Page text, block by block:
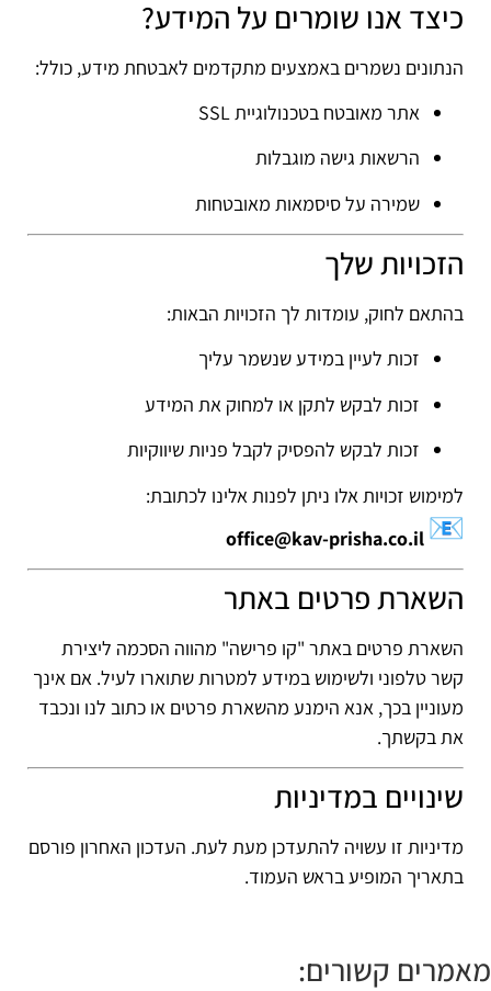
כיצד אנו שומרים על המידע?
הנתונים נשמרים באמצעים מתקדמים לאבטחת מידע, כולל:
אתר מאובטח בטכנולוגיית SSL
הרשאות גישה מוגבלות
שמירה על סיסמאות מאובטחות
הזכויות שלך
בהתאם לחוק, עומדות לך הזכויות הבאות:
זכות לעיין במידע שנשמר עליך
זכות לבקש לתקן או למחוק את המידע
זכות לבקש להפסיק לקבל פניות שיווקיות
למימוש זכויות אלו ניתן לפנות אלינו לכתובת:
office@kav-prisha.co.il
השארת פרטים באתר
השארת פרטים באתר "קו פרישה" מהווה הסכמה ליצירת
קשר טלפוני ולשימוש במידע למטרות שתוארו לעיל. אם אינך
מעוניין בכך, אנא הימנע מהשארת פרטים או כתוב לנו ונכבד
את בקשתך.
שינויים במדיניות
מדיניות זו עשויה להתעדכן מעת לעת. העדכון האחרון פורסם
בתאריך המופיע בראש העמוד.
מאמרים קשורים: